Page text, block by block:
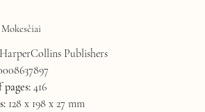
HarperCollins Publishers
416
128 x 198 x 27 mm